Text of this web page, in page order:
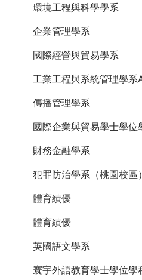
環境工程與科學學系
企業管理學系
國際經營與貿易學系
工業工程與系統管理學系
傳播管理學系
國際企業與貿易學士學位
財務金融學系
犯罪防治學系（桃園校區）
體育績優
體育績優
英國語文學系
寰宇外語教育學士學位學